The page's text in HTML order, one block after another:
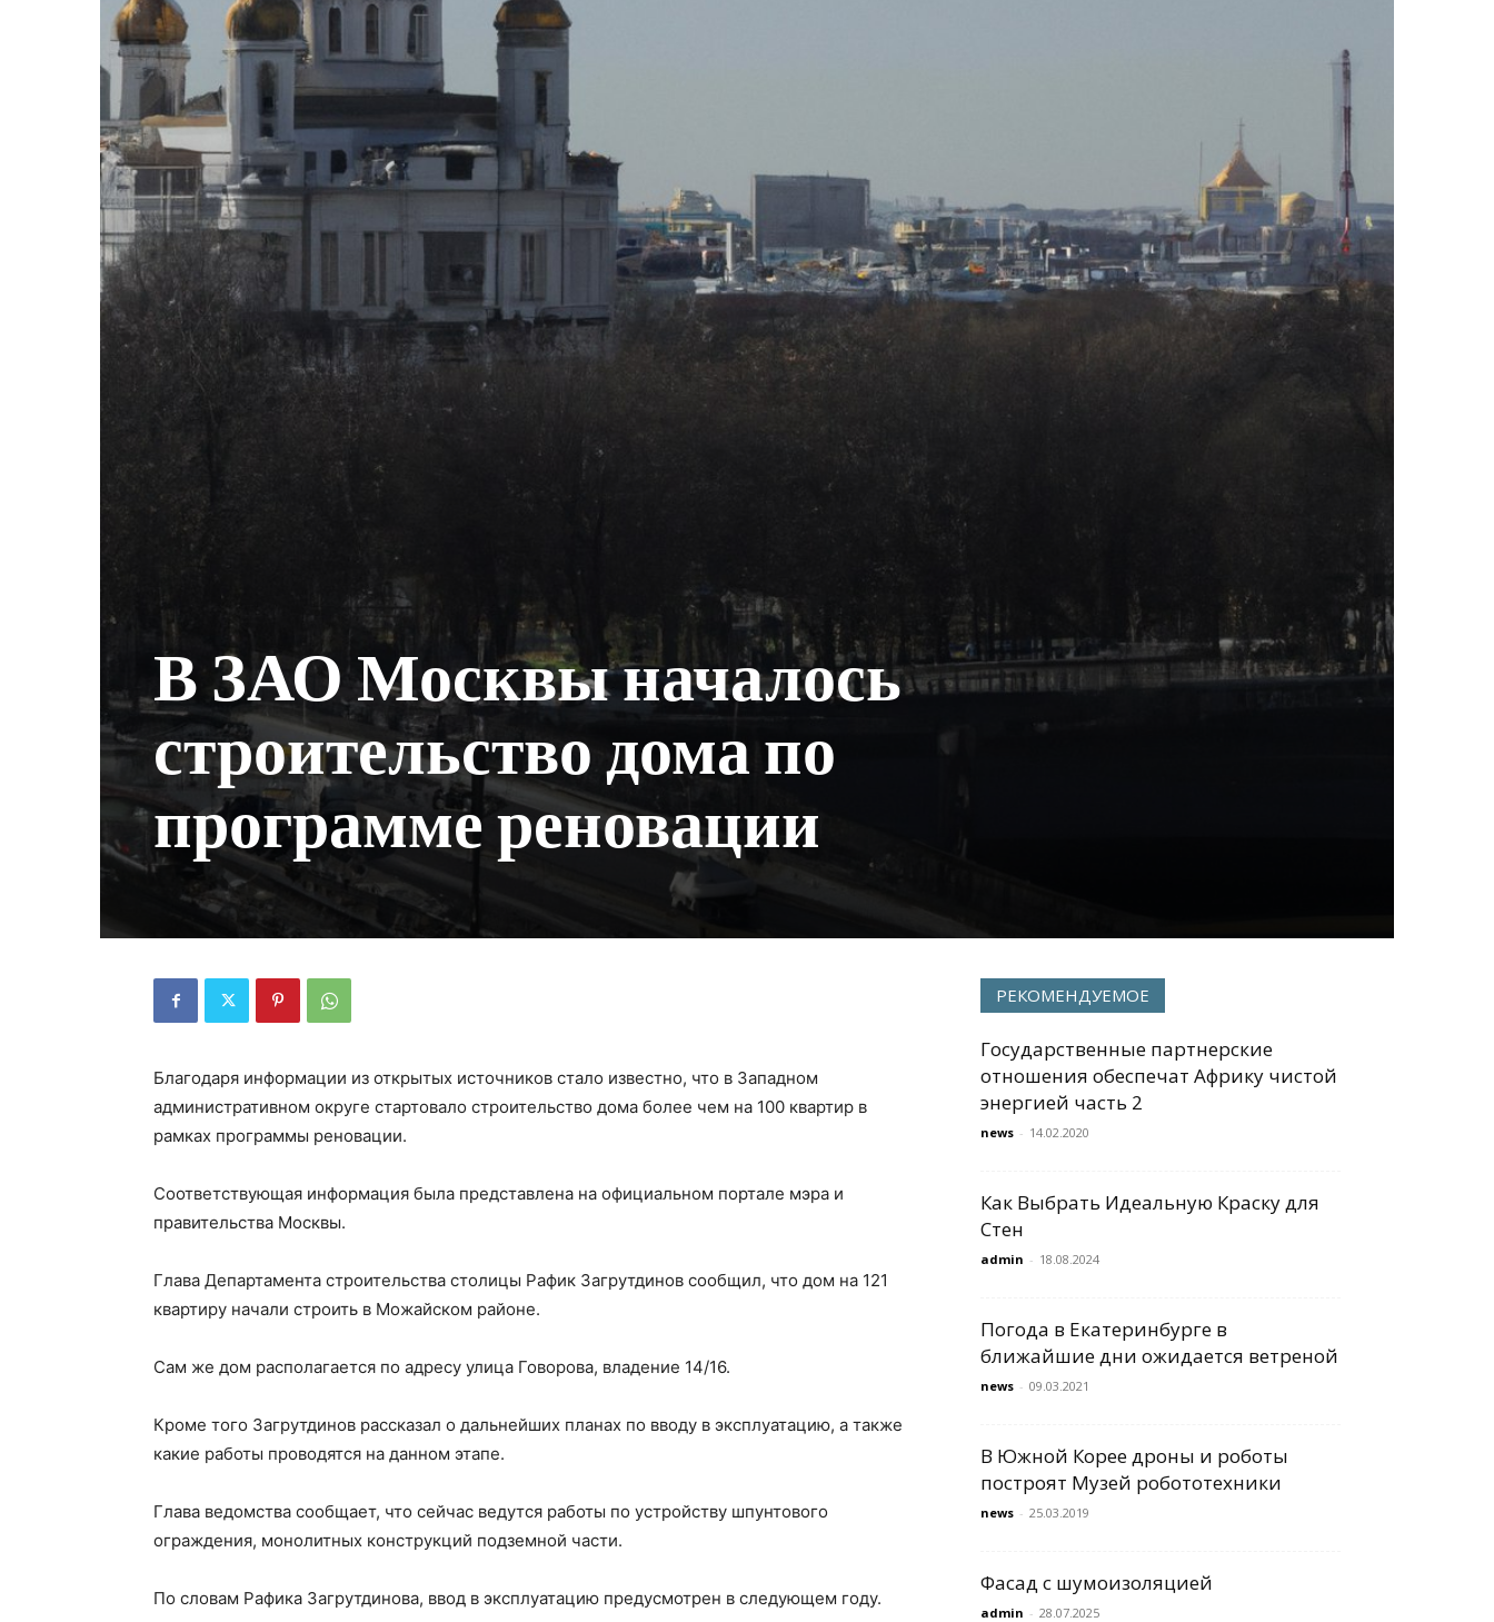
В ЗАО Москвы началось
строительство дома по
программе реновации
Благодаря информации из открытых источников стало известно, что в Западном
административном округе стартовало строительство дома более чем на 100 квартир в
рамках программы реновации.
Соответствующая информация была представлена на официальном портале мэра и
правительства Москвы.
Глава Департамента строительства столицы Рафик Загрутдинов сообщил, что дом на 121
квартиру начали строить в Можайском районе.
Сам же дом располагается по адресу улица Говорова, владение 14/16.
Кроме того Загрутдинов рассказал о дальнейших планах по вводу в эксплуатацию, а также
какие работы проводятся на данном этапе.
Глава ведомства сообщает, что сейчас ведутся работы по устройству шпунтового
ограждения, монолитных конструкций подземной части.
По словам Рафика Загрутдинова, ввод в эксплуатацию предусмотрен в следующем году.
РЕКОМЕНДУЕМОЕ
Государственные партнерские
отношения обеспечат Африку чистой
энергией часть 2
news - 14.02.2020
Как Выбрать Идеальную Краску для
Стен
admin - 18.08.2024
Погода в Екатеринбурге в
ближайшие дни ожидается ветреной
news - 09.03.2021
В Южной Корее дроны и роботы
построят Музей робототехники
news - 25.03.2019
Фасад с шумоизоляцией
admin - 28.07.2025